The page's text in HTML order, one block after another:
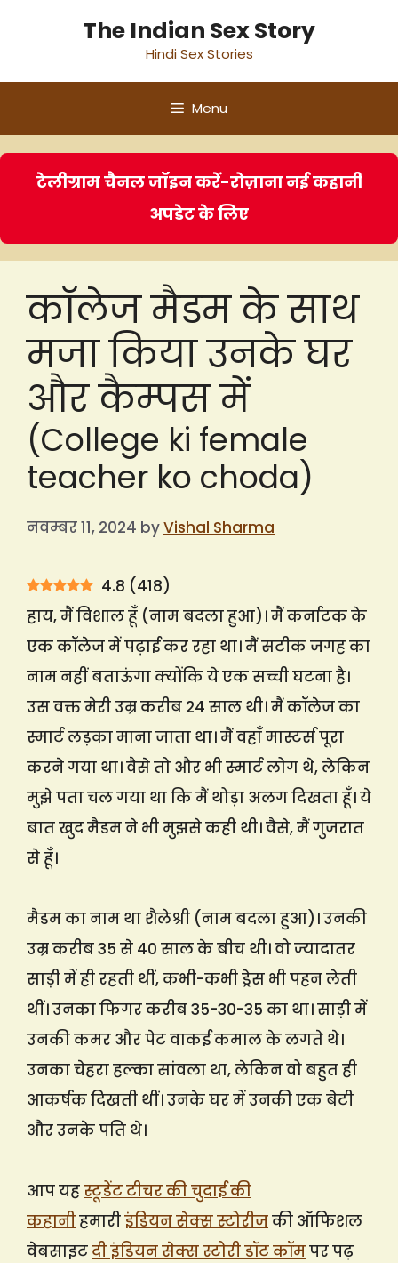
The Indian Sex Story
Hindi Sex Stories
Menu
टेलीग्राम चैनल जॉइन करें-रोज़ाना नई कहानी
अपडेट के लिए
कॉलेज मैडम के साथ
मजा किया उनके घर
और कैम्पस में
(College ki female
teacher ko choda)
नवम्बर 11, 2024 byVishal Sharma
4.8 (418)
हाय, मैं विशाल हूँ (नाम बदला हुआ)। मैं कर्नाटक के
एक कॉलेज में पढ़ाई कर रहा था। मैं सटीक जगह का
नाम नहीं बताऊंगा क्योंकि ये एक सच्ची घटना है।
उस वक्त मेरी उम्र करीब 24 साल थी। मैं कॉलेज का
स्मार्ट लड़का माना जाता था। मैं वहाँ मास्टर्स पूरा
करने गया था। वैसे तो और भी स्मार्ट लोग थे, लेकिन
मुझे पता चल गया था कि मैं थोड़ा अलग दिखता हूँ। ये
बात खुद मैडम ने भी मुझसे कही थी। वैसे, मैं गुजरात
से हूँ।
मैडम का नाम था शैलेश्री (नाम बदला हुआ)। उनकी
उम्र करीब 35 से 40 साल के बीच थी। वो ज्यादातर
साड़ी में ही रहती थीं, कभी-कभी ड्रेस भी पहन लेती
थीं। उनका फिगर करीब 35-30-35 का था। साड़ी में
उनकी कमर और पेट वाकई कमाल के लगते थे।
उनका चेहरा हल्का सांवला था, लेकिन वो बहुत ही
आकर्षक दिखती थीं। उनके घर में उनकी एक बेटी
और उनके पति थे।
आप यहस्टूडेंट टीचर की चुदाई की
कहानीहमारीइंडियन सेक्स स्टोरीजकी ऑफिशल
वेबसाइटदी इंडियन सेक्स स्टोरी डॉट कॉमपर पढ़